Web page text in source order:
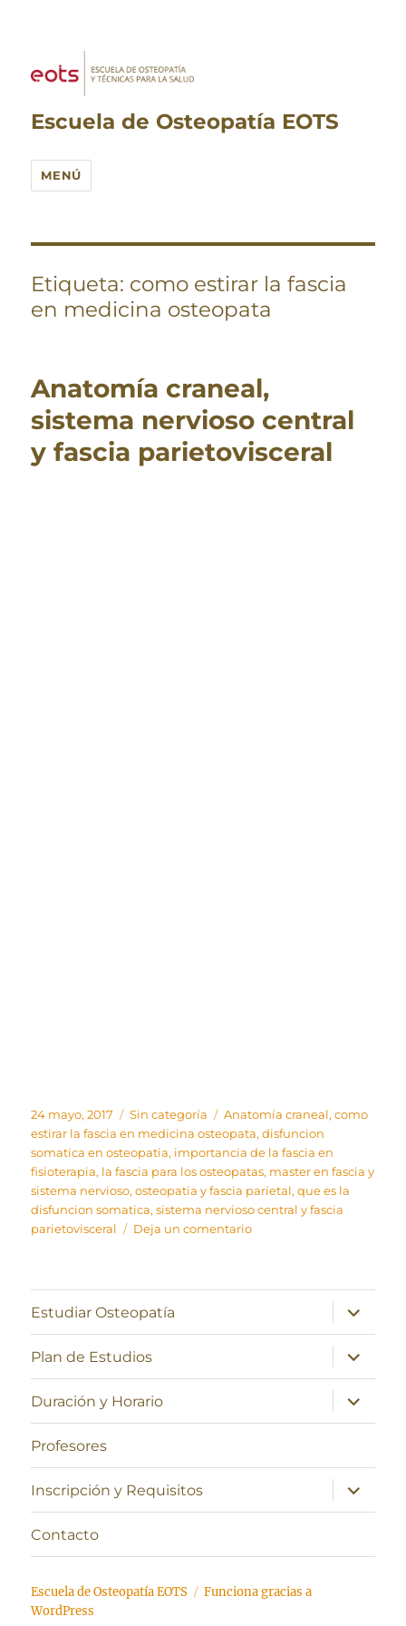
Escuela de Osteopatía EOTS
MENÚ
Etiqueta: como estirar la fascia
en medicina osteopata
Anatomía craneal,
sistema nervioso central
y fascia parietovisceral
Publicado
el
24 mayo, 2017 Categorías
Sin categoría Etiquetas
Anatomía craneal,como
estirar la fascia en medicina osteopata,disfuncion
somatica en osteopatia, importancia de la fascia en
fisioterapia, la fascia para los osteopatas, master en fascia y
sistema nervioso,osteopatia y fascia parietal,que es la
disfuncion somatica,sistema nervioso central y fascia
parietovisceral
Deja un comentarioen
parietovisceral
Estudiar Osteopatía
expande
el
menú
inferior
Plan de Estudios
expande
el
menú
inferior
Duración y Horario
expande
el
menú
Profesores
Inscripción y Requisitos
expande
el
menú
Contacto
Escuela de Osteopatía EOTS
Funciona gracias a
WordPress